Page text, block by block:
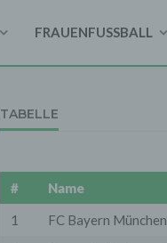
FRAUENFUSSBALL
TABELLE
# Name
1
FC Bayern München